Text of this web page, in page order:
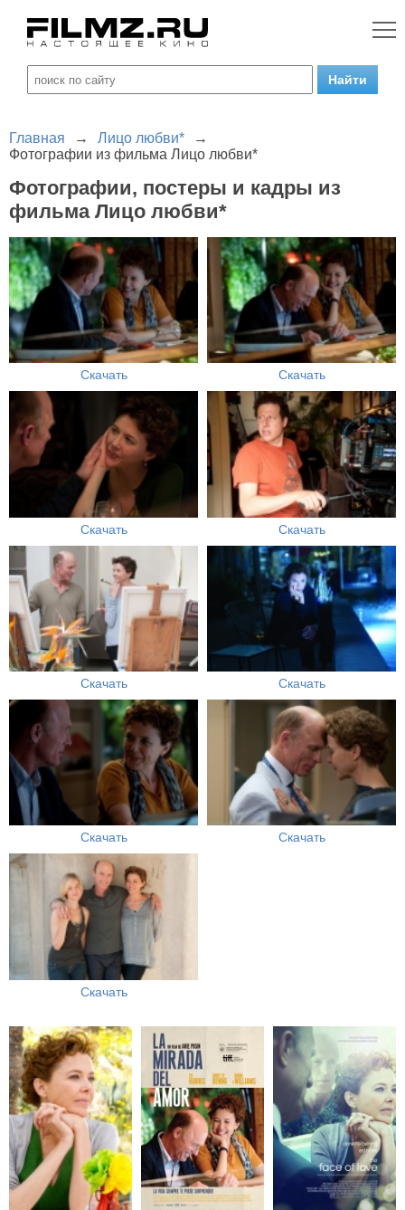
Главная → Лицо любви*
→
Фотографии из фильма Лицо любви*
Фотографии, постеры и кадры из
фильма Лицо любви*
Скачать Скачать
Скачать Скачать
Скачать Скачать
Скачать Скачать
Скачать